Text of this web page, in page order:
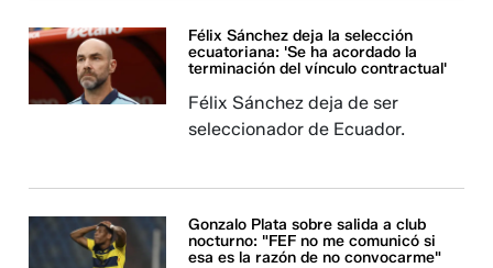
Félix Sánchez deja la selección
ecuatoriana: 'Se ha acordado la
terminación del vínculo contractual'
Félix Sánchez deja de ser
seleccionador de Ecuador.
Gonzalo Plata sobre salida a club
nocturno: "FEF no me comunicó si
esa es la razón de no convocarme"